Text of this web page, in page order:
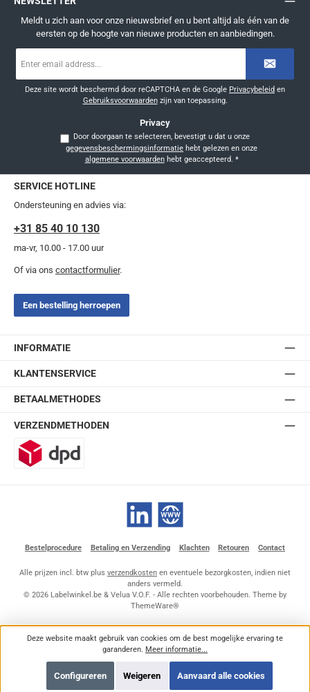
Meldt u zich aan voor onze nieuwsbrief en u bent altijd als één van de
eersten op de hoogte van nieuwe producten en aanbiedingen.
mailadres
Deze site wordt beschermd door reCAPTCHA en de Google Privacybeleid en
Gebruiksvoorwaardenzijn van toepassing.
Privacy
Door doorgaan te selecteren, bevestigt u dat u onze
gegevensbeschermingsinformatie
algemene voorwaardenhebt geaccepteerd. *
SERVICE HOTLINE
Ondersteuning en advies via:
+31 85 40 10 130
ma-vr, 10.00 - 17.00 uur
Of via ons contactformulier.
Een bestelling herroepen
INFORMATIE
KLANTENSERVICE
BETAALMETHODES
VERZENDMETHODEN
LinkedIn Website
Bestelprocedure Betaling en Verzending Klachten Retouren Contact
Alle prijzen incl. btw plus verzendkosten en eventuele bezorgkosten, indien niet
anders vermeld.
© 2026 Labelwinkel.be & Velua V.O.F. - Alle rechten voorbehouden. Theme by
ThemeWare®
Deze website maakt gebruik van cookies om de best mogelijke ervaring te
garanderen. Meer informatie...
Weigeren
Configureren Aanvaard alle cookies